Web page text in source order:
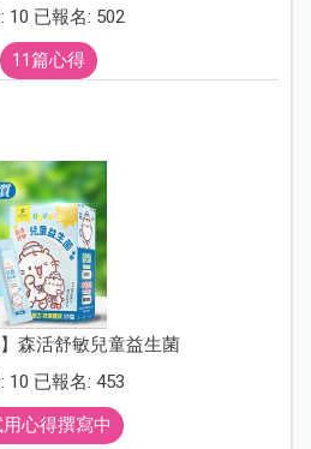
10 已報名: 502
11篇心得
】森活舒敏兒童益生菌
10 已報名: 453
心得撰寫中